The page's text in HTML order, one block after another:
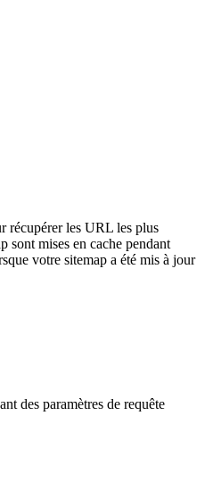
récupérer les URL les plus
sont mises en cache pendant
votre sitemap a été mis à jour
des paramètres de requête